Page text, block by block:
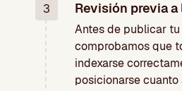
3 Revisión previa
Antes de publicar
comprobamos que
indexarse
posicionarse cuanto